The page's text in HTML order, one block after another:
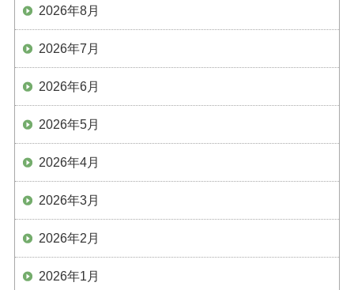
2026年8月
2026年7月
2026年6月
2026年5月
2026年4月
2026年3月
2026年2月
2026年1月